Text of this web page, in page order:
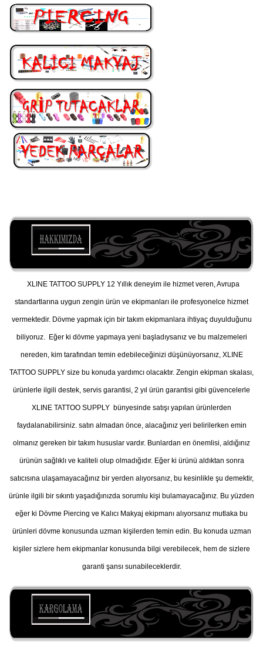
XLINE TATTOO SUPPLY 12 Yıllık deneyim ile hizmet veren, Avrupa
standartlarına uygun zengin ürün ve ekipmanları ile profesyonelce hizmet
vermektedir. Dövme yapmak için bir takım ekipmanlara ihtiyaç duyulduğunu
biliyoruz. Eğer ki dövme yapmaya yeni başladıysanız ve bu malzemeleri
nereden, kim tarafından temin edebileceğinizi düşünüyorsanız, XLINE
TATTOO SUPPLY size bu konuda yardımcı olacaktır. Zengin ekipman skalası,
ürünlerle ilgili destek, servis garantisi, 2 yıl ürün garantisi gibi güvencelerle
XLINE TATTOO SUPPLY bünyesinde satışı yapılan ürünlerden
faydalanabilirsiniz. satın almadan önce, alacağınız yeri belirilerken emin
olmanız gereken bir takım hususlar vardır. Bunlardan en önemlisi, aldığınız
ürünün sağlıklı ve kaliteli olup olmadığıdır. Eğer ki ürünü aldıktan sonra
satıcısına ulaşamayacağınız bir yerden alıyorsanız, bu kesinlikle şu demektir,
ürünle ilgili bir sıkıntı yaşadığınızda sorumlu kişi bulamayacağınız. Bu yüzden
eğer ki Dövme Piercing ve Kalıcı Makyaj ekipmanı alıyorsanız mutlaka bu
ürünleri dövme konusunda uzman kişilerden temin edin. Bu konuda uzman
kişiler sizlere hem ekipmanlar konusunda bilgi verebilecek, hem de sizlere
garanti şansı sunabileceklerdir.